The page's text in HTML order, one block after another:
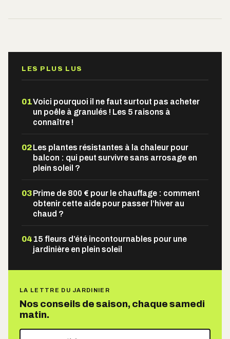
LES PLUS LUS
01Voici pourquoi il ne faut surtout pas acheter
un poêle à granulés ! Les 5 raisons à
connaître !
02Les plantes résistantes à la chaleur pour
balcon : qui peut survivre sans arrosage en
plein soleil ?
03Prime de 800 € pour le chauffage : comment
obtenir cette aide pour passer l’hiver au
chaud ?
04 15 fleurs d’été incontournables pour une
jardinière en plein soleil
LA LETTRE DU JARDINIER
Nos conseils de saison, chaque samedi
matin.